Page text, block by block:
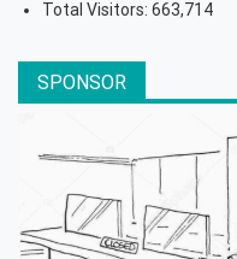
Total Visitors: 663,714
SPONSOR